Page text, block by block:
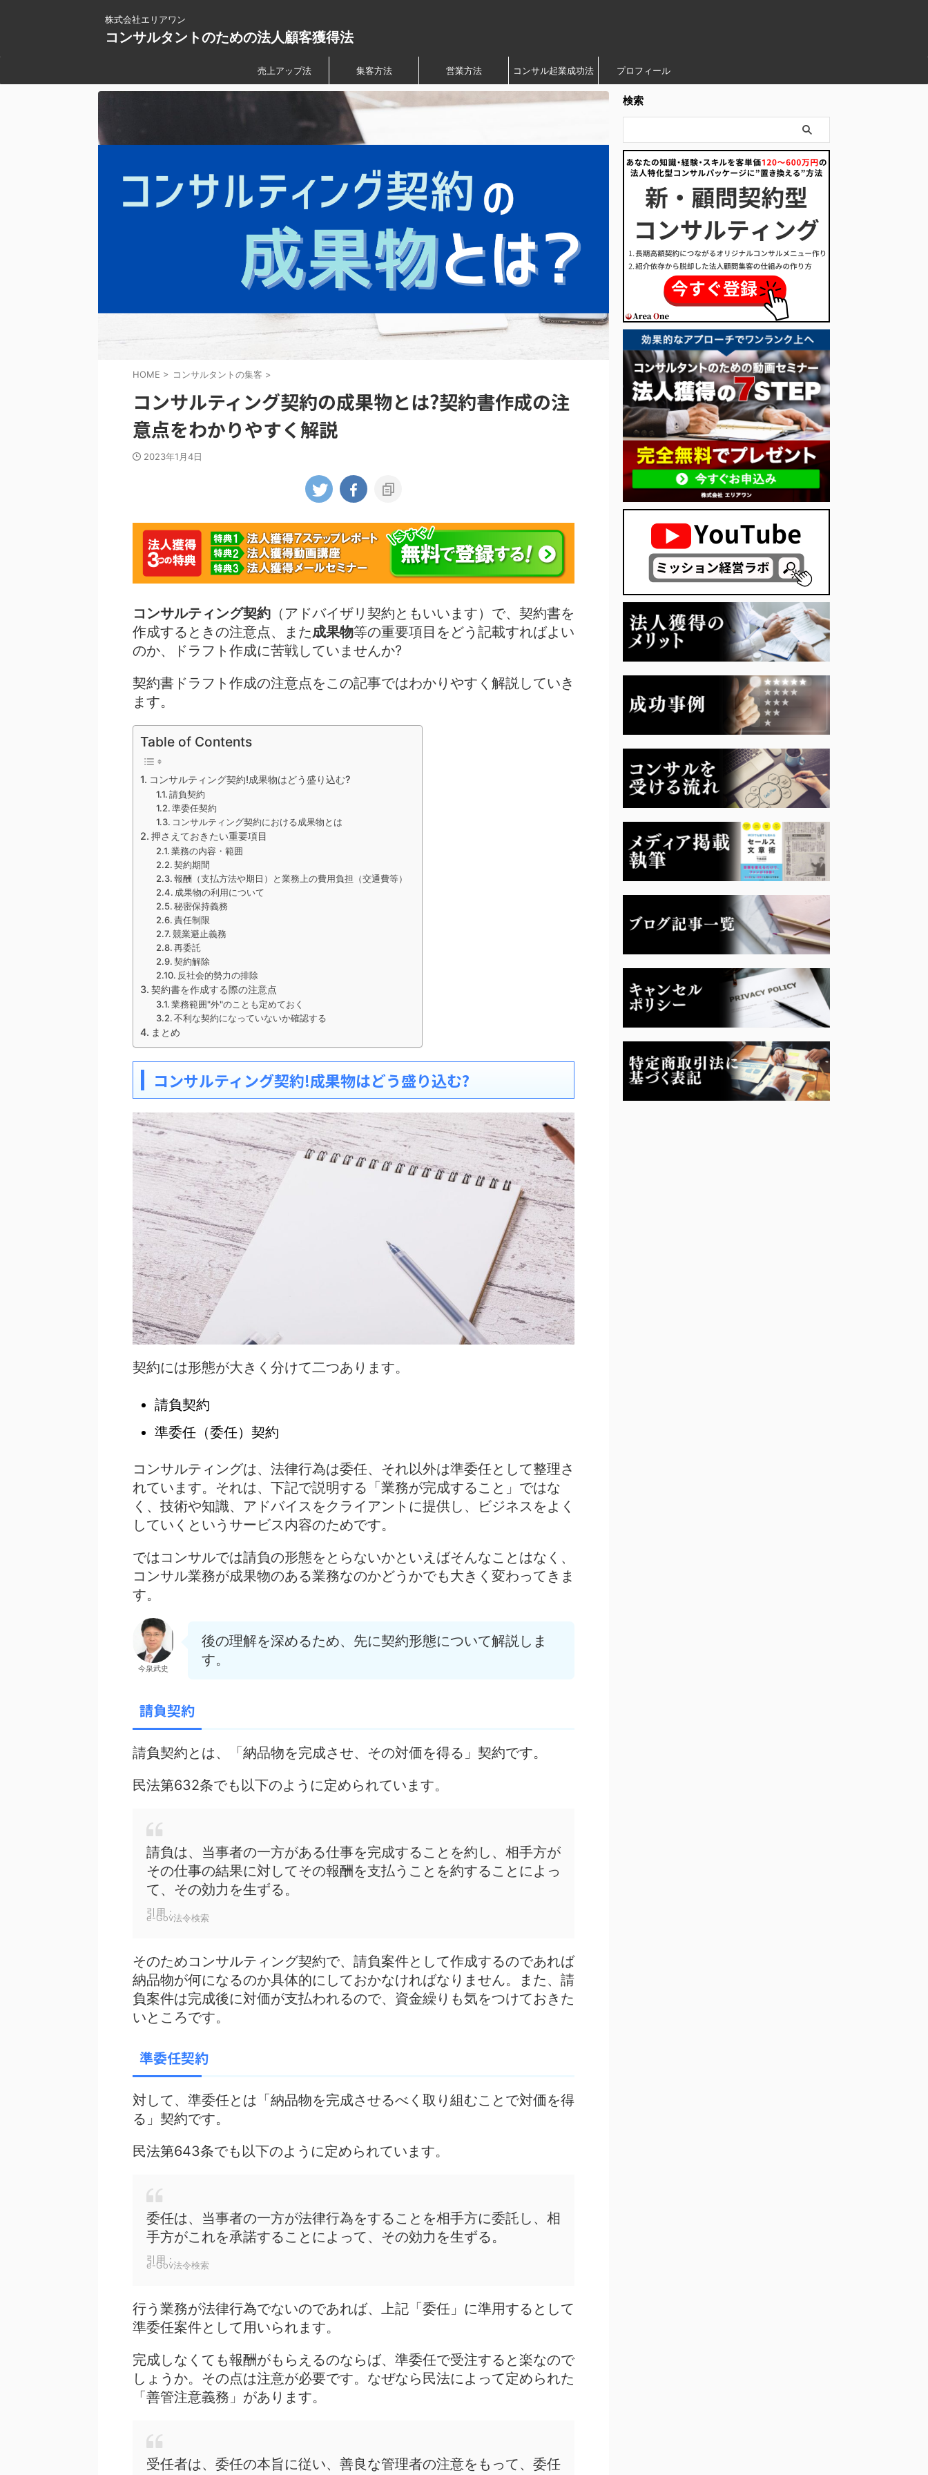
株式会社エリアワン
コンサルタントのための法人顧客獲得法
売上アップ法 集客方法 営業方法 コンサル起業成功法 プロフィール
HOME > コンサルタントの集客 >
コンサルティング契約の成果物とは?契約書作成の注
意点をわかりやすく解説
2023年1月4日
コンサルティング契約 （アドバイザリ契約ともいいます）で、契約書を
作成するときの注意点、また成果物等の重要項目をどう記載すればよい
のか、ドラフト作成に苦戦していませんか?
契約書ドラフト作成の注意点をこの記事ではわかりやすく解説していき
ます。
Table of Contents
コンサルティング契約!成果物はどう盛り込む?
請負契約
準委任契約
コンサルティング契約における成果物とは
押さえておきたい重要項目
業務の内容・範囲
契約期間
報酬（支払方法や期日）と業務上の費用負担（交通費等）
成果物の利用について
秘密保持義務
責任制限
競業避止義務
再委託
契約解除
反社会的勢力の排除
契約書を作成する際の注意点
業務範囲"外"のことも定めておく
不利な契約になっていないか確認する
まとめ
コンサルティング契約!成果物はどう盛り込む?
契約には形態が大きく分けて二つあります。
請負契約
準委任（委任）契約
コンサルティングは、法律行為は委任、それ以外は準委任として整理さ
れています。それは、下記で説明する「業務が完成すること」ではな
く、技術や知識、アドバイスをクライアントに提供し、ビジネスをよく
していくというサービス内容のためです。
ではコンサルでは請負の形態をとらないかといえばそんなことはなく、
コンサル業務が成果物のある業務なのかどうかでも大きく変わってきま
す。
今泉武史
後の理解を深めるため、先に契約形態について解説しま
す。
請負契約
請負契約とは、「納品物を完成させ、その対価を得る」契約です。
民法第632条でも以下のように定められています。
請負は、当事者の一方がある仕事を完成することを約し、相手方が
その仕事の結果に対してその報酬を支払うことを約することによっ
て、その効力を生ずる。
引用：
e-Gov法令検索
そのためコンサルティング契約で、請負案件として作成するのであれば
納品物が何になるのか具体的にしておかなければなりません。また、 請
負案件は完成後に対価が支払われるので、資金繰りも気をつけておきた
いところです。
準委任契約
対して、準委任とは「納品物を完成させるべく取り組むことで対価を得
る」契約です。
民法第643条でも以下のように定められています。
委任は、当事者の一方が法律行為をすることを相手方に委託し、相
手方がこれを承諾することによって、その効力を生ずる。
引用：
e-Gov法令検索
行う業務が法律行為でないのであれば、上記「委任」に準用するとして
準委任案件として用いられます。
完成しなくても報酬がもらえるのならば、準委任で受注すると楽なので
しょうか。その点は注意が必要です。なぜなら民法によって定められた
「善管注意義務」があります。
受任者は、委任の本旨に従い、善良な管理者の注意をもって、委任
検索